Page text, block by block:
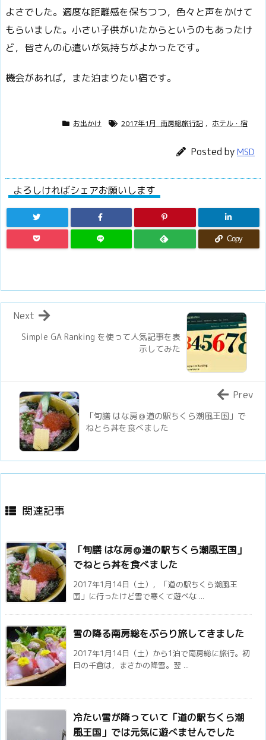
よさでした。適度な距離感を保ちつつ，色々と声をかけて
もらいました。小さい子供がいたからというのもあったけ
ど，皆さんの心遣いが気持ちがよかったです。
機会があれば，また泊まりたい宿です。
お出かけ 2017年1月_南房総旅行記 , ホテル・宿
Posted byMSD
よろしければシェアお願いします
Copy
Simple GA Ranking を使って人気記事を表
示してみた
Next
「旬膳 はな房＠道の駅ちくら潮風王国」で
ねとら丼を食べました
Prev
関連記事
「旬膳 はな房＠道の駅ちくら潮風王国」
でねとら丼を食べました
2017年1月14日（土），「道の駅ちくら潮風王
国」に行ったけど雪で寒くて遊べな ...
雪の降る南房総をぶらり旅してきました
2017年1月14日（土）から1泊で南房総に旅行。初
日の千倉は，まさかの降雪。翌 ...
冷たい雪が降っていて「道の駅ちくら潮
風王国」では元気に遊べませんでした